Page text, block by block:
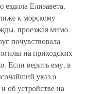
ездила Елизавета,
к морскому
проезжая мимо
почувствовала
на приходских
Если верить ему, в
указ о
об устройстве на